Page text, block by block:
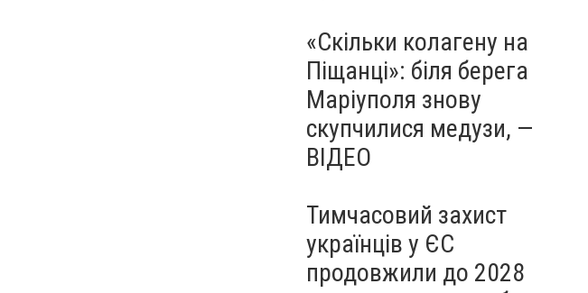
«Скільки колагену на
Піщанці»: біля берега
Маріуполя знову
скупчилися медузи, —
ВІДЕО
Тимчасовий захист
українців у ЄС
продовжили до 2028